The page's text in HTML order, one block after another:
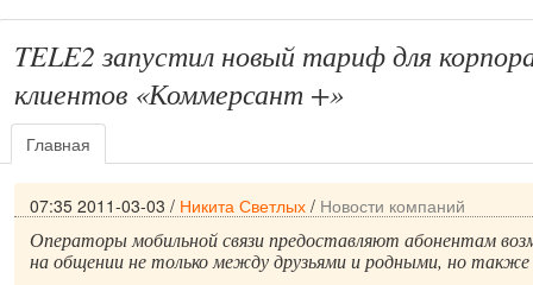
TELE2 запустил новый тариф для
клиентов «Коммерсант +»
Главная
07:35 2011-03-03 / Никита Светлых / Новости компаний
Операторы мобильной связи предоставляют абонентам
на общении не только между друзьями и родными, но также